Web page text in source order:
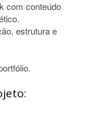
com conteúdo
estrutura e